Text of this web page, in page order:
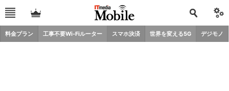
料金プラン 工事不要Wi-Fiルーター スマホ決済 世界を変える5G デジモノ